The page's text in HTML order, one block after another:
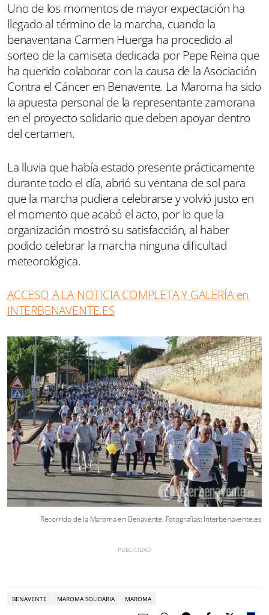
Uno de los momentos de mayor expectación ha
llegado al término de la marcha, cuando la
benaventana Carmen Huerga ha procedido al
sorteo de la camiseta dedicada por Pepe Reina que
ha querido colaborar con la causa de la Asociación
Contra el Cáncer en Benavente. La Maroma ha sido
la apuesta personal de la representante zamorana
en el proyecto solidario que deben apoyar dentro
del certamen.
La lluvia que había estado presente prácticamente
durante todo el día, abrió su ventana de sol para
que la marcha pudiera celebrarse y volvió justo en
el momento que acabó el acto, por lo que la
organización mostró su satisfacción, al haber
podido celebrar la marcha ninguna dificultad
meteorológica.
ACCESO A LA NOTICIA COMPLETA Y GALERÍA en
INTERBENAVENTE.ES
Recorrido de la Maroma en Benavente. Fotografías: Interbenavente.es
BENAVENTE MAROMA SOLIDARIA MAROMA